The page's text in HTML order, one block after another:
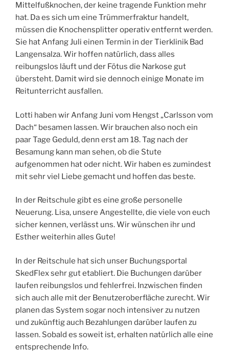
Mittelfußknochen, der keine tragende Funktion mehr
hat. Da es sich um eine Trümmerfraktur handelt,
müssen die Knochensplitter operativ entfernt werden.
Sie hat Anfang Juli einen Termin in der Tierklinik Bad
Langensalza. Wir hoffen natürlich, dass alles
reibungslos läuft und der Fötus die Narkose gut
übersteht. Damit wird sie dennoch einige Monate im
Reitunterricht ausfallen.
Lotti haben wir Anfang Juni vom Hengst „Carlsson vom
Dach“ besamen lassen. Wir brauchen also noch ein
paar Tage Geduld, denn erst am 18. Tag nach der
Besamung kann man sehen, ob die Stute
aufgenommen hat oder nicht. Wir haben es zumindest
mit sehr viel Liebe gemacht und hoffen das beste.
In der Reitschule gibt es eine große personelle
Neuerung. Lisa, unsere Angestellte, die viele von euch
sicher kennen, verlässt uns. Wir wünschen ihr und
Esther weiterhin alles Gute!
In der Reitschule hat sich unser Buchungsportal
SkedFlex sehr gut etabliert. Die Buchungen darüber
laufen reibungslos und fehlerfrei. Inzwischen finden
sich auch alle mit der Benutzeroberfläche zurecht. Wir
planen das System sogar noch intensiver zu nutzen
und zukünftig auch Bezahlungen darüber laufen zu
lassen. Sobald es soweit ist, erhalten natürlich alle eine
entsprechende Info.